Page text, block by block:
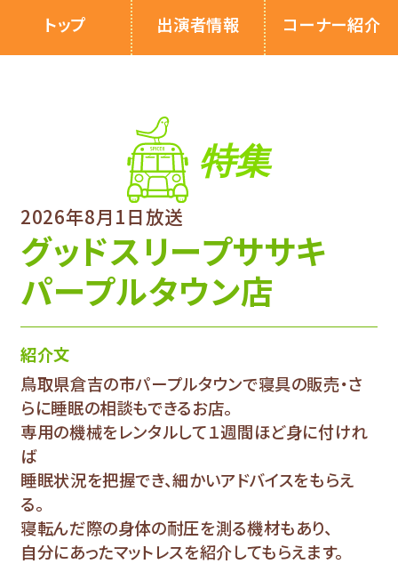
トップ 出演者情報 コーナー紹介
特集
2026年8月1日放送
グッドスリープササキ
パープルタウン店
紹介文
鳥取県倉吉の市パープルタウンで寝具の販売・さ
らに睡眠の相談もできるお店。
専用の機械をレンタルして１週間ほど身に付けれ
ば
睡眠状況を把握でき、細かいアドバイスをもらえ
る。
寝転んだ際の身体の耐圧を測る機材もあり、
自分にあったマットレスを紹介してもらえます。